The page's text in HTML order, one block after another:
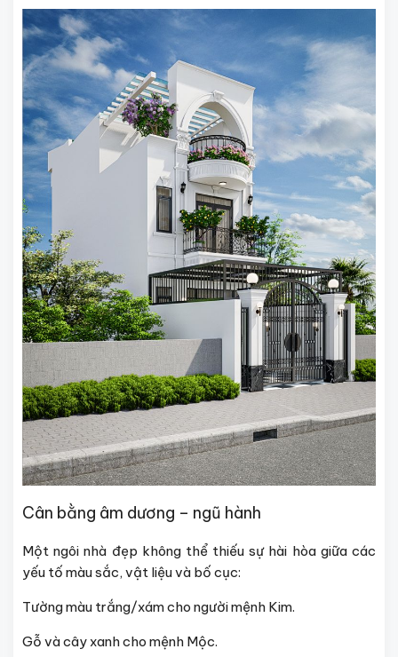
Cân bằng âm dương – ngũ hành
Một ngôi nhà đẹp không thể thiếu sự hài hòa giữa các
yếu tố màu sắc, vật liệu và bố cục:
Tường màu trắng/xám cho người mệnh Kim.
Gỗ và cây xanh cho mệnh Mộc.